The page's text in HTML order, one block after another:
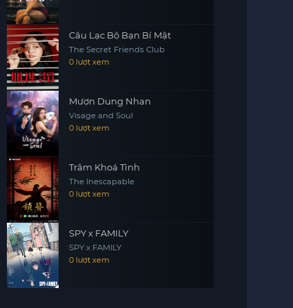
Câu Lạc Bộ Bạn Bí Mật
The Secret Friends Club
0 lượt xem
Mượn Dung Nhan
Visage and Soul
0 lượt xem
Trâm Khoá Tình
The Inescapable
0 lượt xem
SPY x FAMILY
SPY x FAMILY
0 lượt xem